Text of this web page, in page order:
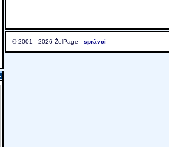
© 2001 - 2026 ŽelPage - správci